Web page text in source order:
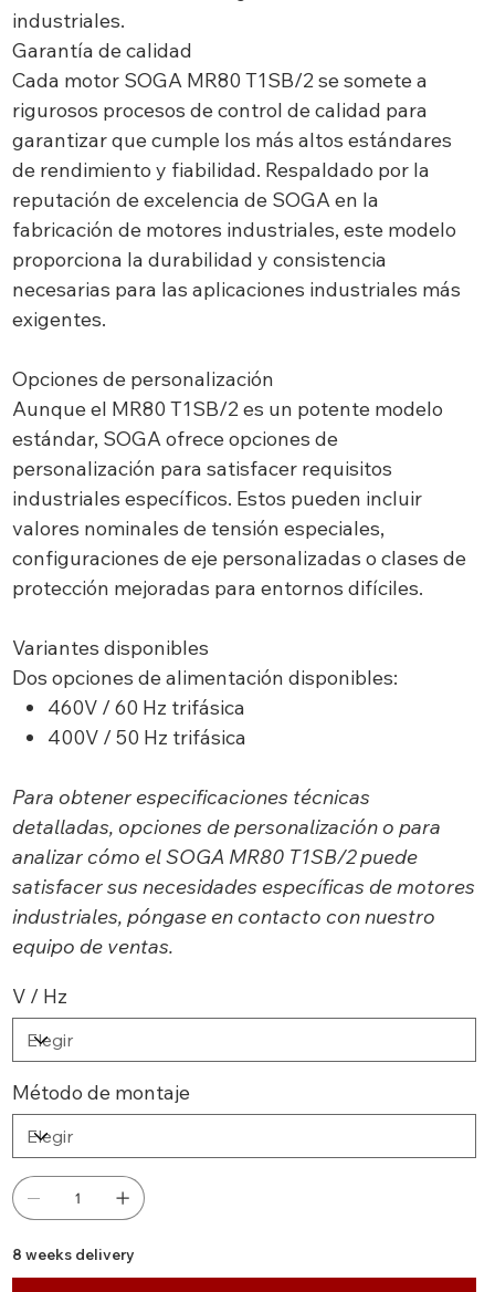
industriales.
Garantía de calidad
Cada motor SOGA MR80 T1SB/2 se somete a
rigurosos procesos de control de calidad para
garantizar que cumple los más altos estándares
de rendimiento y fiabilidad. Respaldado por la
reputación de excelencia de SOGA en la
fabricación de motores industriales, este modelo
proporciona la durabilidad y consistencia
necesarias para las aplicaciones industriales más
exigentes.
Opciones de personalización
Aunque el MR80 T1SB/2 es un potente modelo
estándar, SOGA ofrece opciones de
personalización para satisfacer requisitos
industriales específicos. Estos pueden incluir
valores nominales de tensión especiales,
configuraciones de eje personalizadas o clases de
protección mejoradas para entornos difíciles.
Variantes disponibles
Dos opciones de alimentación disponibles:
460V / 60 Hz trifásica
400V / 50 Hz trifásica
Para obtener especificaciones técnicas
detalladas, opciones de personalización o para
analizar cómo el SOGA MR80 T1SB/2 puede
satisfacer sus necesidades específicas de motores
industriales, póngase en contacto con nuestro
equipo de ventas.
V / Hz
Método de montaje
8 weeks delivery